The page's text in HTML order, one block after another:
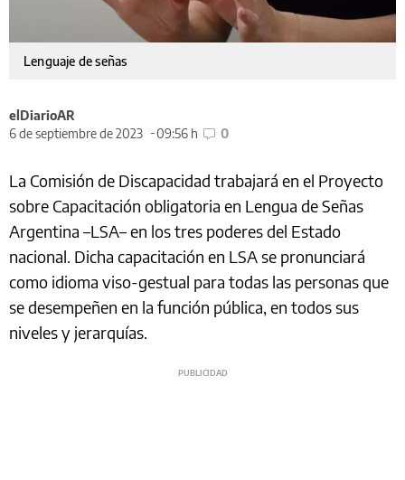
Lenguaje de señas
elDiarioAR
6 de septiembre de 2023
09:56 h 0
La Comisión de Discapacidad trabajará en el Proyecto
sobre Capacitación obligatoria en Lengua de Señas
Argentina –LSA– en los tres poderes del Estado
nacional. Dicha capacitación en LSA se pronunciará
como idioma viso-gestual para todas las personas que
se desempeñen en la función pública, en todos sus
niveles y jerarquías.